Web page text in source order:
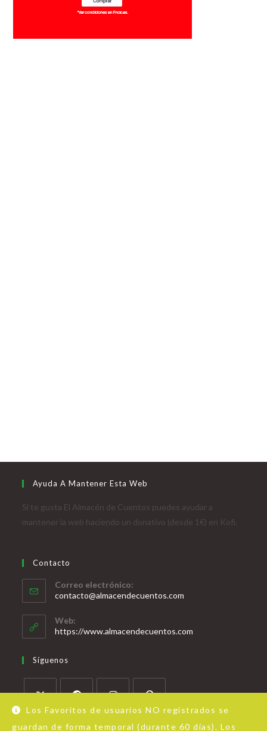
Los Favoritos de usuarios NO registrados se
guardan de forma temporal (durante 60 días). Los
Ayuda A Mantener Esta Web
Si te gusta El Almacén de Cuentos puedes ayudar a
mantener la web haciendo un donativo (desde 1€) en Kofi.
Contacto
Correo electrónico:
contacto@almacendecuentos.com
Web:
https://www.almacendecuentos.com
Síguenos